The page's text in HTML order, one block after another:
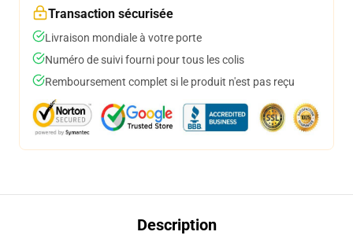
Transaction sécurisée
Livraison mondiale à votre porte
Numéro de suivi fourni pour tous les colis
Remboursement complet si le produit n'est pas reçu
Description